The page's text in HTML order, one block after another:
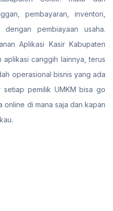
pembayaran, inventori,
pembiayaan usaha.
Aplikasi Kasir Kabupaten
canggih lainnya, terus
operasional bisnis yang ada
pemilik UMKM bisa go
di mana saja dan kapan